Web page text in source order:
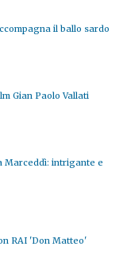
il ballo sardo
Gian Paolo Vallati
Marceddì: intrigante e
RAI 'Don Matteo'